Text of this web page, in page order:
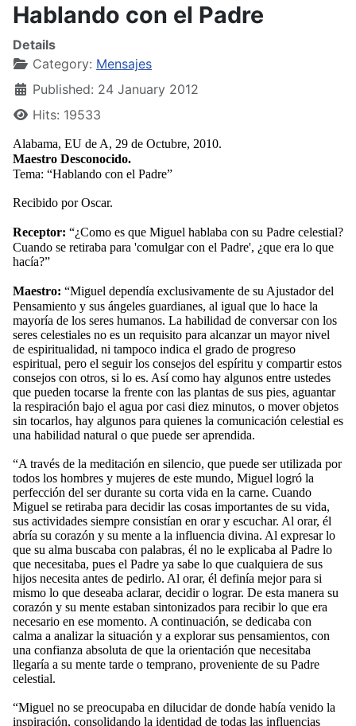
Hablando con el Padre
Details
Category: Mensajes
Published: 24 January 2012
Hits: 19533
Alabama, EU de A, 29 de Octubre, 2010.
Maestro Desconocido.
Tema: “Hablando con el Padre”
Recibido por Oscar.
Receptor: “¿Como es que Miguel hablaba con su Padre celestial?
Cuando se retiraba para 'comulgar con el Padre', ¿que era lo que
hacía?”
Maestro: “Miguel dependía exclusivamente de su Ajustador del
Pensamiento y sus ángeles guardianes, al igual que lo hace la
mayoría de los seres humanos. La habilidad de conversar con los
seres celestiales no es un requisito para alcanzar un mayor nivel
de espiritualidad, ni tampoco indica el grado de progreso
espiritual, pero el seguir los consejos del espíritu y compartir estos
consejos con otros, si lo es. Así como hay algunos entre ustedes
que pueden tocarse la frente con las plantas de sus pies, aguantar
la respiración bajo el agua por casi diez minutos, o mover objetos
sin tocarlos, hay algunos para quienes la comunicación celestial es
una habilidad natural o que puede ser aprendida.
“A través de la meditación en silencio, que puede ser utilizada por
todos los hombres y mujeres de este mundo, Miguel logró la
perfección del ser durante su corta vida en la carne. Cuando
Miguel se retiraba para decidir las cosas importantes de su vida,
sus actividades siempre consistían en orar y escuchar. Al orar, él
abría su corazón y su mente a la influencia divina. Al expresar lo
que su alma buscaba con palabras, él no le explicaba al Padre lo
que necesitaba, pues el Padre ya sabe lo que cualquiera de sus
hijos necesita antes de pedirlo. Al orar, él definía mejor para si
mismo lo que deseaba aclarar, decidir o lograr. De esta manera su
corazón y su mente estaban sintonizados para recibir lo que era
necesario en ese momento. A continuación, se dedicaba con
calma a analizar la situación y a explorar sus pensamientos, con
una confianza absoluta de que la orientación que necesitaba
llegaría a su mente tarde o temprano, proveniente de su Padre
celestial.
“Miguel no se preocupaba en dilucidar de donde había venido la
inspiración, consolidando la identidad de todas las influencias